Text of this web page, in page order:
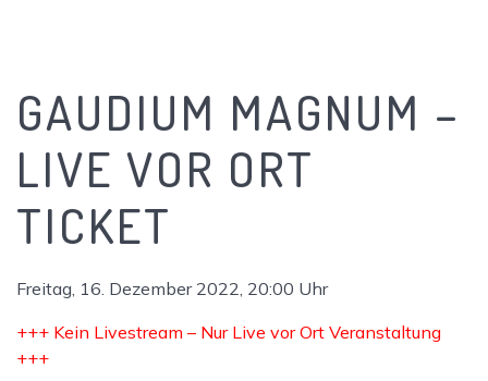
GAUDIUM MAGNUM –
LIVE VOR ORT
TICKET
Freitag, 16. Dezember 2022, 20:00 Uhr
+++ Kein Livestream – Nur Live vor Ort Veranstaltung
+++